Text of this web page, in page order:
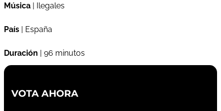
Música | Ilegales
País | España
Duración | 96 minutos
VOTA AHORA